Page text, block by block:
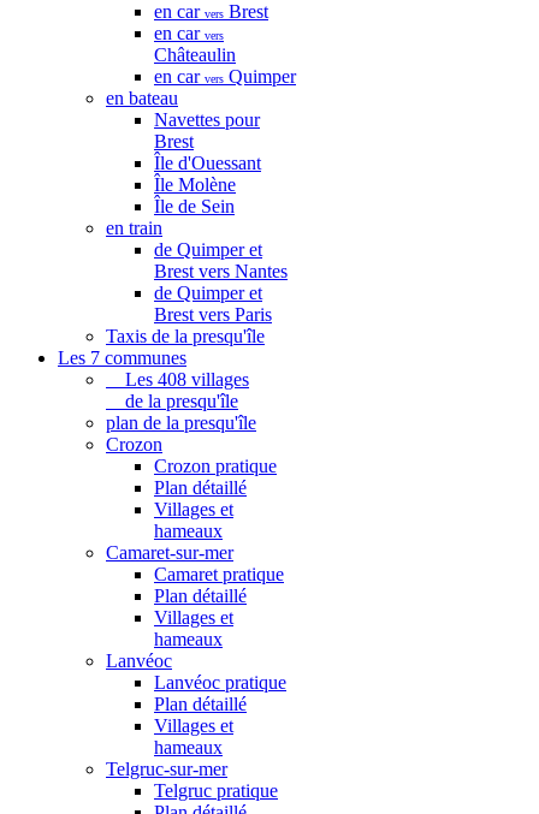
en car vers Brest
en car vers
Châteaulin
en car vers Quimper
en bateau
Navettes pour
Brest
Île d'Ouessant
Île Molène
Île de Sein
en train
de Quimper et
Brest vers Nantes
de Quimper et
Brest vers Paris
Taxis de la presqu'île
Les 7 communes
Les 408 villages
de la presqu'île
plan de la presqu'île
Crozon
Crozon pratique
Plan détaillé
Villages et
hameaux
Camaret-sur-mer
Camaret pratique
Plan détaillé
Villages et
hameaux
Lanvéoc
Lanvéoc pratique
Plan détaillé
Villages et
hameaux
Telgruc-sur-mer
Telgruc pratique